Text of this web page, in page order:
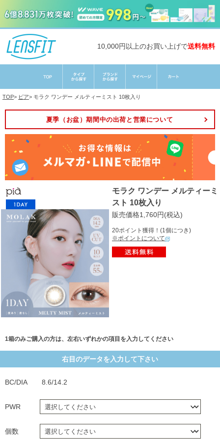
10,000円以上のお買い上げで送料無料
TOP> ピア> モラク ワンデー メルティーミスト 10枚入り
夏季（お盆）期間中の出荷と営業について
モラク ワンデー メルティーミ
スト 10枚入り
販売価格1,760円(税込)
20ポイント獲得！(1個につき)
※ポイントについて
1箱のみご購入の方は、左右いずれかの項目を入力してください
右目のデータを入力して下さい
BC/DIA 8.6/14.2
PWR
個数